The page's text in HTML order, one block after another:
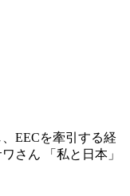
EECを牽引する経
さん 「私と日本」